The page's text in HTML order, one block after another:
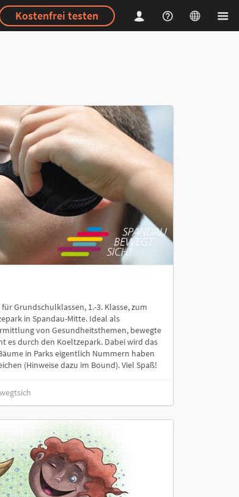
Kostenfrei testen
Grundschulklassen, 1.-3. Klasse, zum
in Spandau-Mitte. Ideal als
von Gesundheitsthemen, bewegte
es durch den Koeltzepark. Dabei wird das
in Parks eigentlich Nummern haben
(Hinweise dazu im Bound). Viel Spaß!